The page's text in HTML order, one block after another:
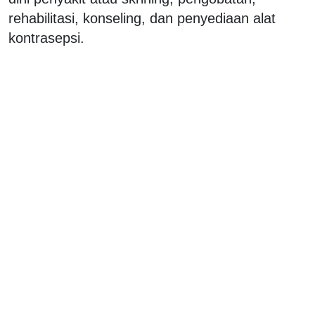
rehabilitasi, konseling, dan penyediaan alat
kontrasepsi.